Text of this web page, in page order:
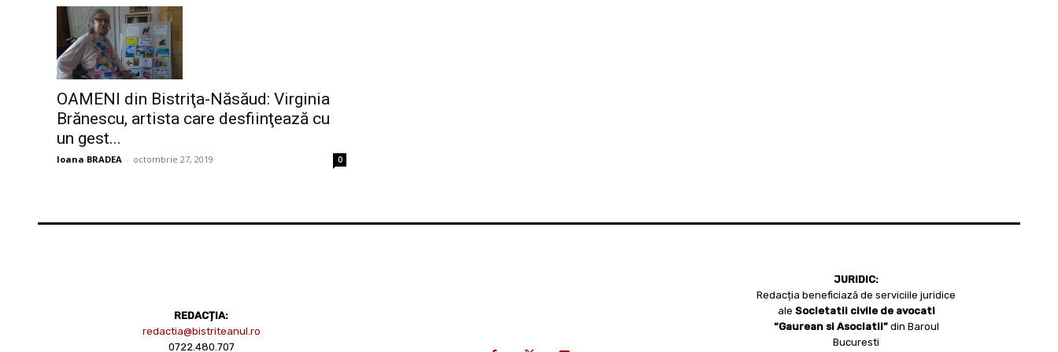
OAMENI din Bistriţa-Năsăud: Virginia
Brănescu, artista care desfiinţează cu
un gest...
Ioana BRADEA - octombrie 27, 2019 0
REDACȚIA:
redactia@bistriteanul.ro
0722.480.707
JURIDIC:
Redacția beneficiază de serviciile juridice
ale Societatii civile de avocati
“Gaurean si Asociatii” din Baroul
Bucuresti